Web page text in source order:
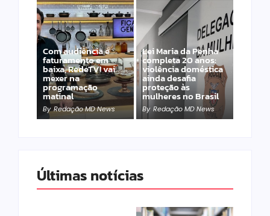
Com audiência e
faturamento em
baixa, RedeTV! vai
mexer na
programação
matinal
By Redação MD News
Lei Maria da Penha
completa 20 anos:
violência doméstica
ainda desafia
proteção às
mulheres no Brasil
By Redação MD News
Últimas notícias